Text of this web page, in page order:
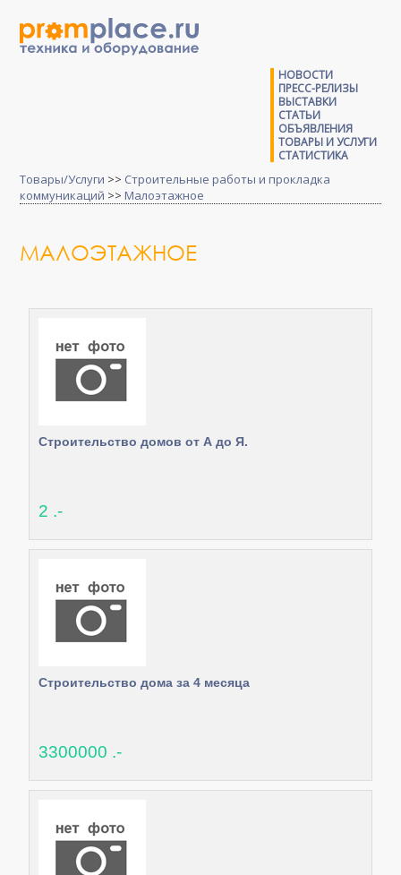
НОВОСТИ
ПРЕСС-РЕЛИЗЫ
ВЫСТАВКИ
СТАТЬИ
ОБЪЯВЛЕНИЯ
ТОВАРЫ И УСЛУГИ
СТАТИСТИКА
Товары/Услуги >> Строительные работы и прокладка
коммуникаций >> Малоэтажное
МАЛОЭТАЖНОЕ
Строительство домов от А до Я.
2 .-
Строительство дома за 4 месяца
3300000 .-